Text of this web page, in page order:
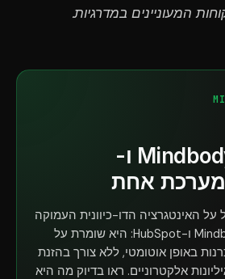
המעוניינים במדרגיות.
הפעל את Mindbody ו-
האינטגרציה הדו-כיוונית העמוקה
של APIANT בין Mindbody ו-HubSpot: היא שומרת על
באופן אוטומטי, ללא צורך בהזנת
אלקטרוניים. ראו בדיוק מה היא